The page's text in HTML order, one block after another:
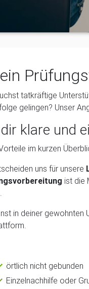
tatkräftige
gelingen? Unser
klare und
im kurzen
uns für unsere
ist die
in deiner
örtlich nicht gebunden
Einzelnachhilfe oder